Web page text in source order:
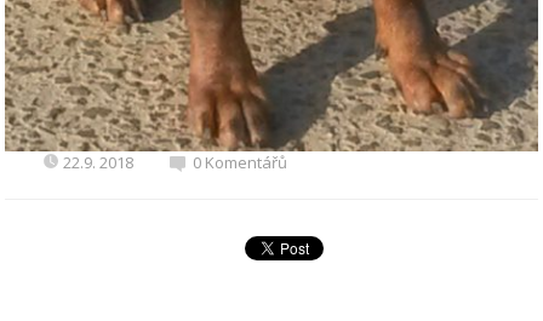
22.9. 2018 0 Komentářů